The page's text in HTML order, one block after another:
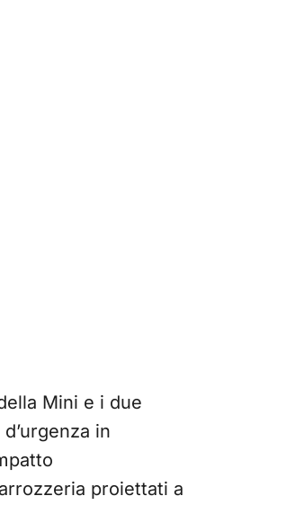
Mini e i due
in
proiettati a